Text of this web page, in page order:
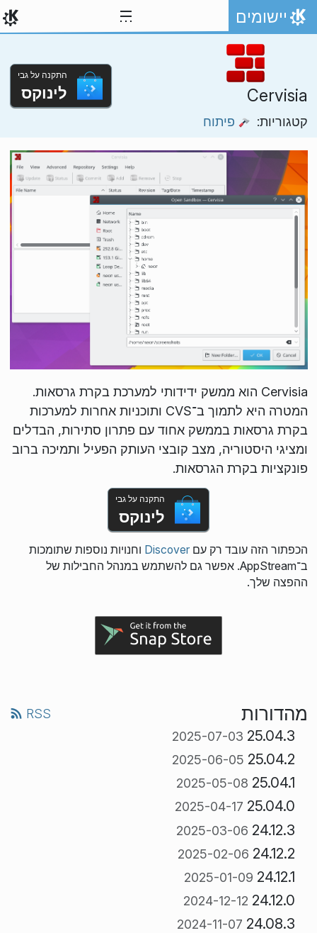
דילוג לתוכן
אתר הבית
יישומים
Cervisia
קטגוריות: פיתוח
התקנה על גבי
לינוקס
Cervisia הוא ממשק ידידותי למערכת בקרת גרסאות.
המטרה היא לתמוך ב־CVS ותוכניות אחרות למערכות
בקרת גרסאות בממשק אחוד עם פתרון סתירות, הבדלים
ומציגי היסטוריה, מצב קובצי העותק הפעיל ותמיכה ברוב
פונקציות בקרת הגרסאות.
התקנה על גבי
לינוקס
הכפתור הזה עובד רק עםDiscover וחנויות נוספות שתומכות
ב־AppStream. אפשר גם להשתמש במנהל החבילות של
ההפצה שלך.
מהדורות RSS
25.04.3
2025-07-03
25.04.2
2025-06-05
25.04.1
2025-05-08
25.04.0
2025-04-17
24.12.3
2025-03-06
24.12.2
2025-02-06
24.12.1
2025-01-09
24.12.0
2024-12-12
24.08.3
2024-11-07